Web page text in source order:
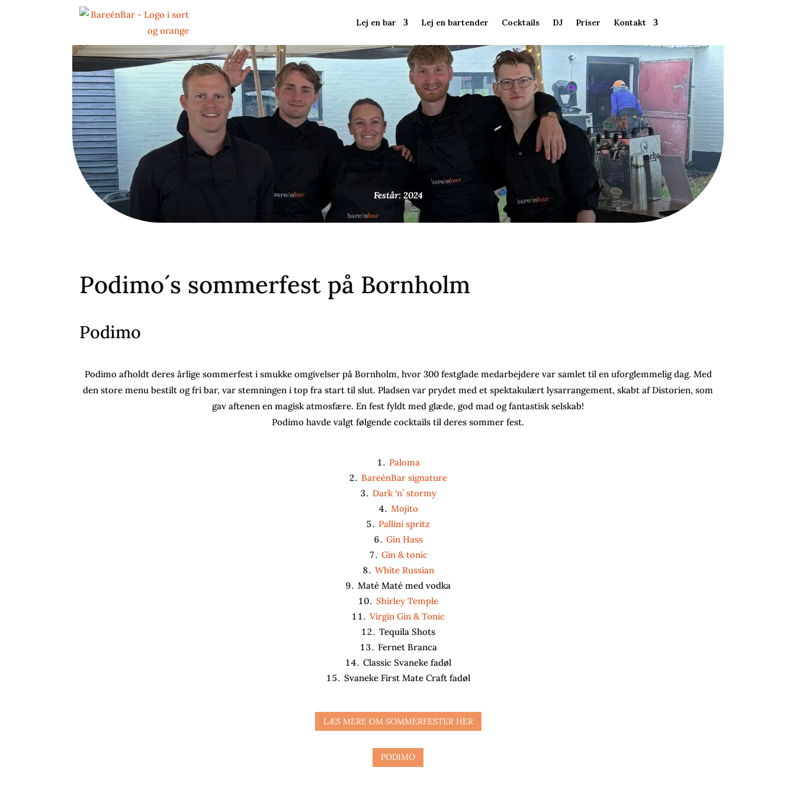
Lej en bar Lej en bartender Cocktails DJ Priser Kontakt
Festår: 2024
Podimo´s sommerfest på Bornholm
Podimo
Podimo afholdt deres årlige sommerfest i smukke omgivelser på Bornholm, hvor 300 festglade medarbejdere var samlet til en uforglemmelig dag. Med
den store menu bestilt og fri bar, var stemningen i top fra start til slut. Pladsen var prydet med et spektakulært lysarrangement, skabt af Distorien, som
gav aftenen en magisk atmosfære. En fest fyldt med glæde, god mad og fantastisk selskab!
Podimo havde valgt følgende cocktails til deres sommer fest.
Paloma
BareénBar signature
Dark ‘n’ stormy
Mojito
Pallini spritz
Gin Hass
Gin & tonic
White Russian
Maté Maté med vodka
Shirley Temple
Virgin Gin & Tonic
Tequila Shots
Fernet Branca
Classic Svaneke fadøl
Svaneke First Mate Craft fadøl
LÆS MERE OM SOMMERFESTER HER
PODIMO